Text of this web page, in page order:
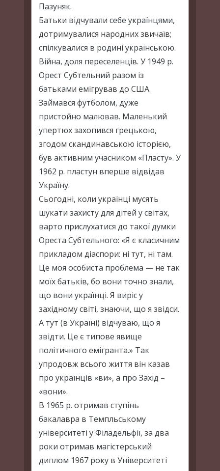
Пазуняк.
Батьки відчували себе українцями,
дотримувалися народних звичаїв;
спілкувалися в родині українською.
Війна, доля переселенців. У 1949 р.
Орест Субтельний разом із
батьками емігрував до США.
Займався футболом, дуже
пристойно малював. Маленький
упертюх захопився грецькою,
згодом скандинавською історією,
був активним учасником «Пласту». У
1962 р. пластун вперше відвідав
Україну.
Сьогодні, коли українці мусять
шукати захисту для дітей у світах,
варто прислухатися до такої думки
Ореста Субтельного: «Я є класичним
прикладом діаспори: ні тут, ні там.
Це моя особиста проблема — не так
моїх батьків, бо вони точно знали,
що вони українці. Я виріс у
західному світі, знаючи, що я звідси.
А тут (в Україні) відчуваю, що я
звідти. Це є типове явище
політичного емігранта.» Так
упродовж всього життя він казав
про українців «ви», а про Захід –
«вони».
В 1965 р. отримав ступінь
бакалавра в Темпльському
університеті у Філадельфії, за два
роки отримав магістерський
диплом 1967 року в Університеті